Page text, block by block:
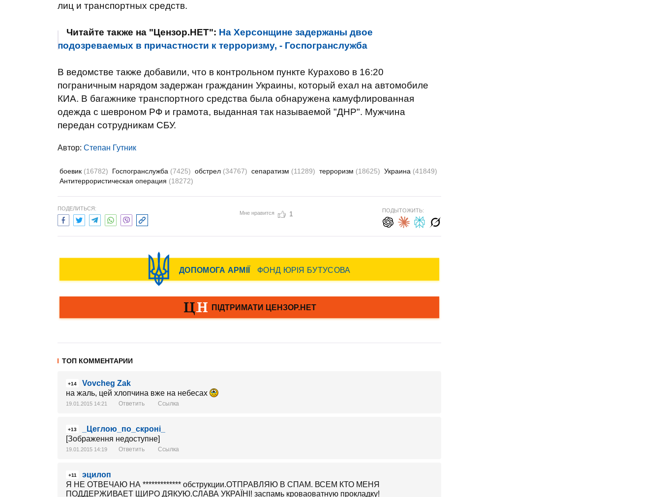
лиц и транспортных средств.
Читайте также на "Цензор.НЕТ": На Херсонщине задержаны двое
подозреваемых в причастности к терроризму, - Госпогранслужба
В ведомстве также добавили, что в контрольном пункте Курахово в 16:20
пограничным нарядом задержан гражданин Украины, который ехал на автомобиле
КИА. В багажнике транспортного средства была обнаружена камуфлированная
одежда с шевроном РФ и грамота, выданная так называемой "ДНР". Мужчина
передан сотрудникам СБУ.
Автор: Степан Гутник
боевик (16782) Госпогранслужба (7425) обстрел (34767) сепаратизм (11289) терроризм (18625) Украина (41849)
Антитеррористическая операция (18272)
ПОДЕЛИТЬСЯ:
Мне нравится 1 ПОДЫТОЖИТЬ:
ТОП КОММЕНТАРИИ
+14
Vovcheg Zak
на жаль, цей хлопчина вже на небесах
19.01.2015 14:21 Ответить Ссылка
+13
_Цеглою_по_скроні_
[Зображення недоступне]
19.01.2015 14:19 Ответить Ссылка
+11
эцилоп
Я НЕ ОТВЕЧАЮ НА ************* обструкции.ОТПРАВЛЯЮ В СПАМ. ВСЕМ КТО МЕНЯ
ПОДДЕРЖИВАЕТ ЩИРО ДЯКУЮ.СЛАВА УКРАЇНІ! заспамь кроваоватную прокладку!